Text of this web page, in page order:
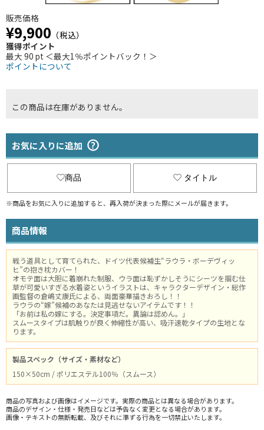
販売価格
¥9,900 （税込）
獲得ポイント
最大 90 pt ＜最大1％ポイントバック！＞
ポイントについて
この商品は在庫がありません。
お気に入りに追加
商品 タイトル
※商品をお気に入りに追加すると、再入荷が決まった際にメールが届きます。
商品情報
戦う道具として育てられた、ドイツ代表候補生“ラウラ・ボーデヴィッ
ヒ”の抱き枕カバー！
オモテ面は大胆に着崩れた制服、ウラ面は恥ずかしそうにシーツを掴む仕
草が可愛いすぎる水着姿というイラストは、キャラクターデザイン・総作
画監督の倉嶋丈康氏による、両面豪華描きおろし！！
ラウラの“嫁”候補のあなたは見逃せないアイテムです！！
「お前は私の嫁にする。決定事項だ。異論は認めん。」
スムースタイプは肌触りが良く伸縮性が高い、吸汗速乾タイプの生地とな
ります。
製品スペック（サイズ・素材など）
150×50cm / ポリエステル100％（スムース）
商品の写真および画像はイメージです。実際の商品とは異なる場合があります。
商品のデザイン・仕様・発売日などは予告なく変更となる場合があります。
画像・テキストの無断転載、及びそれに準ずる行為を一切禁止いたします。